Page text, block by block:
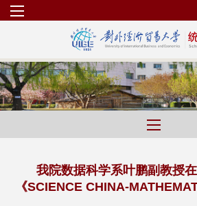
我院数据科学系叶鹏副教授
《SCIENCE CHINA-